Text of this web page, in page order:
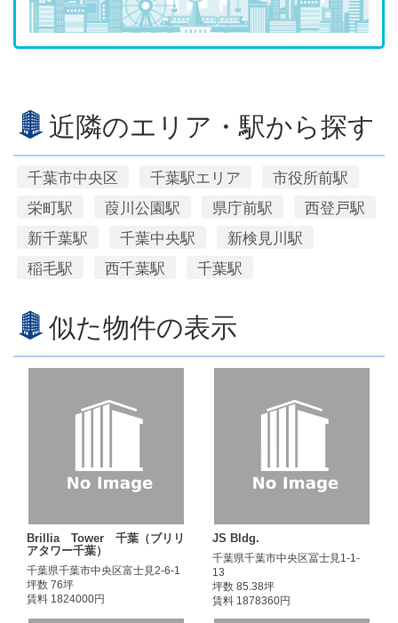
近隣のエリア・駅から探す
千葉市中央区 千葉駅エリア
市役所前駅
栄町駅
葭川公園駅 県庁前駅
西登戸駅
新千葉駅
千葉中央駅
新検見川駅
稲毛駅
西千葉駅 千葉駅
似た物件の表示
Brillia Tower 千葉（ブリリ
アタワー千葉）
千葉県千葉市中央区富士見2-6-1
坪数 76坪
賃料 1824000円
JS Bldg.
千葉県千葉市中央区冨士見1-1-
13
坪数 85.38坪
賃料 1878360円